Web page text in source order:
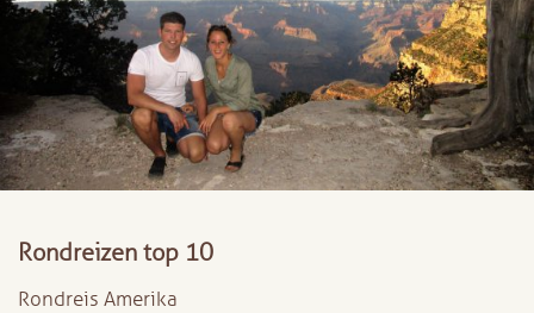
Rondreizen top 10
Rondreis Amerika